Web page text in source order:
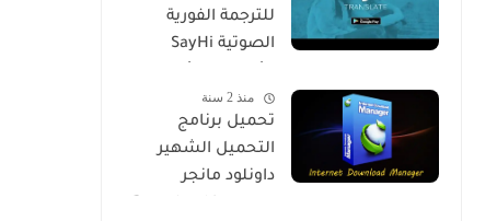
للترجمة الفورية
الصوتية SayHi
مجانا
منذ 2 سنة
تحميل برنامج
التحميل الشهير
داونلود مانجر